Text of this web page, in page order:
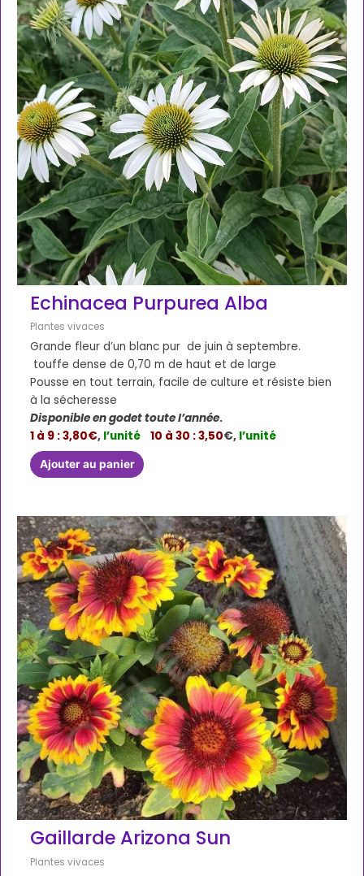
Echinacea Purpurea Alba
Plantes vivaces
Grande fleur d’un blanc pur de juin à septembre.
touffe dense de 0,70 m de haut et de large
Pousse en tout terrain, facile de culture et résiste bien
à la sécheresse
Disponible en godet toute l’année.
1 à 9 : 3,80€, l’unité10 à 30 : 3,50€, l’unité
Ajouter au panier
Gaillarde Arizona Sun
Plantes vivaces